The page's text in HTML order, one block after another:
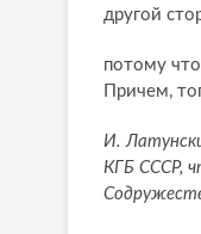
другой
потому
Причем,
И.
КГБ СССР,